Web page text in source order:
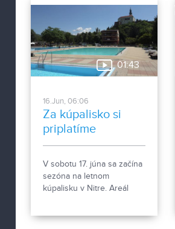
pripravovalo dva mesiace.
01:43
16.Jun, 06:06
Za kúpalisko si
priplatíme
V sobotu 17. júna sa začína
sezóna na letnom
kúpalisku v Nitre. Areál